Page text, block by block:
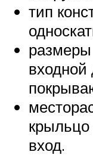
тип
вход.